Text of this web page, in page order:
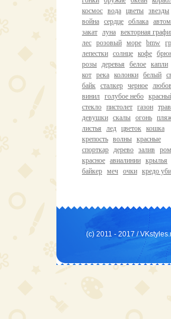
космос вода цветы звезды
война сердце облака
закат луна векторная
лес розовый море bmw
лепестки солнце кофе
розы деревья белое капли
кот река колонки белый
байк сталкер черное
винил голубое небо
стекло пистолет газон
девушки скалы огонь
листья
лед цветок кошка
крепость волны красные
спорткар дерево залив
красное авиалинии крылья
байкер меч очки кредо
(c) 2011 - 2017 /